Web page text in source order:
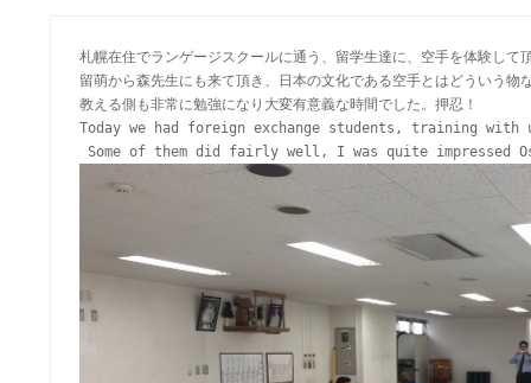
札幌在住でランゲージスクールに通う、留学生達に、空手を体験して
留萌から森先生にも来て頂き、日本の文化である空手とはどういう物
教える側も非常に勉強になり大変有意義な時間でした。押忍！
Today we had foreign exchange students, training with